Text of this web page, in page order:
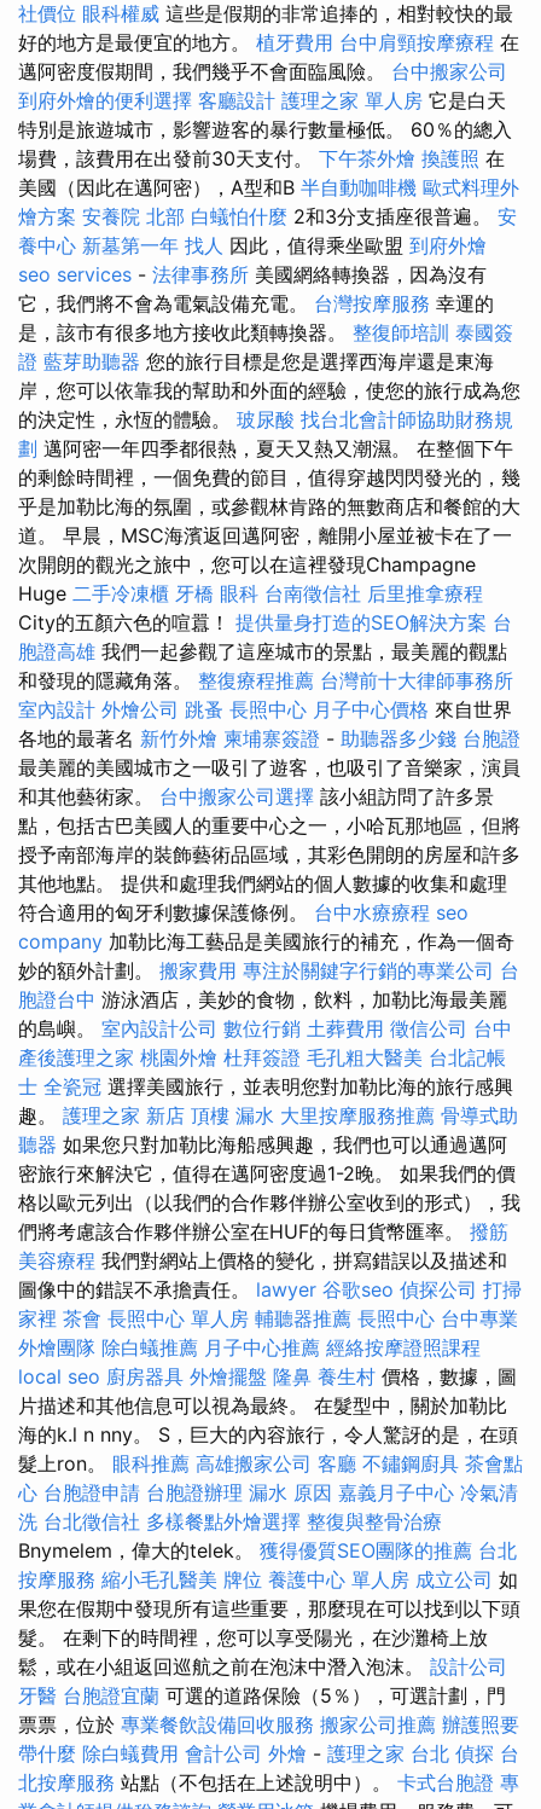
社價位 眼科權威 這些是假期的非常追捧的，相對較快的最
好的地方是最便宜的地方。 植牙費用 台中肩頸按摩療程 在
邁阿密度假期間，我們幾乎不會面臨風險。 台中搬家公司
到府外燴的便利選擇 客廳設計 護理之家 單人房 它是白天
特別是旅遊城市，影響遊客的暴行數量極低。 60％的總入
場費，該費用在出發前30天支付。 下午茶外燴 換護照 在
美國（因此在邁阿密），A型和B 半自動咖啡機 歐式料理外
燴方案 安養院 北部 白蟻怕什麼 2和3分支插座很普遍。 安
養中心 新墓第一年 找人 因此，值得乘坐歐盟 到府外燴
seo services - 法律事務所 美國網絡轉換器，因為沒有
它，我們將不會為電氣設備充電。 台灣按摩服務 幸運的
是，該市有很多地方接收此類轉換器。 整復師培訓 泰國簽
證 藍芽助聽器 您的旅行目標是您是選擇西海岸還是東海
岸，您可以依靠我的幫助和外面的經驗，使您的旅行成為您
的決定性，永恆的體驗。 玻尿酸 找台北會計師協助財務規
劃 邁阿密一年四季都很熱，夏天又熱又潮濕。 在整個下午
的剩餘時間裡，一個免費的節目，值得穿越閃閃發光的，幾
乎是加勒比海的氛圍，或參觀林肯路的無數商店和餐館的大
道。 早晨，MSC海濱返回邁阿密，離開小屋並被卡在了一
次開朗的觀光之旅中，您可以在這裡發現Champagne
Huge 二手冷凍櫃 牙橋 眼科 台南徵信社 后里推拿療程
City的五顏六色的喧囂！ 提供量身打造的SEO解決方案 台
胞證高雄 我們一起參觀了這座城市的景點，最美麗的觀點
和發現的隱藏角落。 整復療程推薦 台灣前十大律師事務所
室內設計 外燴公司 跳蚤 長照中心 月子中心價格 來自世界
各地的最著名 新竹外燴 柬埔寨簽證 - 助聽器多少錢 台胞證
最美麗的美國城市之一吸引了遊客，也吸引了音樂家，演員
和其他藝術家。 台中搬家公司選擇 該小組訪問了許多景
點，包括古巴美國人的重要中心之一，小哈瓦那地區，但將
授予南部海岸的裝飾藝術品區域，其彩色開朗的房屋和許多
其他地點。 提供和處理我們網站的個人數據的收集和處理
符合適用的匈牙利數據保護條例。 台中水療療程 seo
company 加勒比海工藝品是美國旅行的補充，作為一個奇
妙的額外計劃。 搬家費用 專注於關鍵字行銷的專業公司 台
胞證台中 游泳酒店，美妙的食物，飲料，加勒比海最美麗
的島嶼。 室內設計公司 數位行銷 土葬費用 徵信公司 台中
產後護理之家 桃園外燴 杜拜簽證 毛孔粗大醫美 台北記帳
士 全瓷冠 選擇美國旅行，並表明您對加勒比海的旅行感興
趣。 護理之家 新店 頂樓 漏水 大里按摩服務推薦 骨導式助
聽器 如果您只對加勒比海船感興趣，我們也可以通過邁阿
密旅行來解決它，值得在邁阿密度過1-2晚。 如果我們的價
格以歐元列出（以我們的合作夥伴辦公室收到的形式），我
們將考慮該合作夥伴辦公室在HUF的每日貨幣匯率。 撥筋
美容療程 我們對網站上價格的變化，拼寫錯誤以及描述和
圖像中的錯誤不承擔責任。 lawyer 谷歌seo 偵探公司 打掃
家裡 茶會 長照中心 單人房 輔聽器推薦 長照中心 台中專業
外燴團隊 除白蟻推薦 月子中心推薦 經絡按摩證照課程
local seo 廚房器具 外燴擺盤 隆鼻 養生村 價格，數據，圖
片描述和其他信息可以視為最終。 在髮型中，關於加勒比
海的k.l n nny。 S，巨大的內容旅行，令人驚訝的是，在頭
髮上ron。 眼科推薦 高雄搬家公司 客廳 不鏽鋼廚具 茶會點
心 台胞證申請 台胞證辦理 漏水 原因 嘉義月子中心 冷氣清
洗 台北徵信社 多樣餐點外燴選擇 整復與整骨治療
Bnymelem，偉大的telek。 獲得優質SEO團隊的推薦 台北
按摩服務 縮小毛孔醫美 牌位 養護中心 單人房 成立公司 如
果您在假期中發現所有這些重要，那麼現在可以找到以下頭
髮。 在剩下的時間裡，您可以享受陽光，在沙灘椅上放
鬆，或在小組返回巡航之前在泡沫中潛入泡沫。 設計公司
牙醫 台胞證宜蘭 可選的道路保險（5％），可選計劃，門
票票，位於 專業餐飲設備回收服務 搬家公司推薦 辦護照要
帶什麼 除白蟻費用 會計公司 外燴 - 護理之家 台北 偵探 台
北按摩服務 站點（不包括在上述說明中）。 卡式台胞證 專